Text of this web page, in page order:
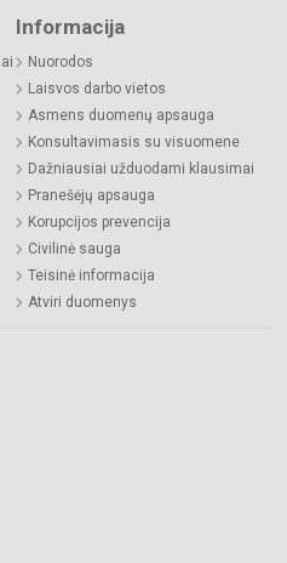
Informacija
Nuorodos
Laisvos darbo vietos
Asmens duomenų apsauga
Konsultavimasis su visuomene
Dažniausiai užduodami klausimai
Pranešėjų apsauga
Korupcijos prevencija
Civilinė sauga
Teisinė informacija
Atviri duomenys